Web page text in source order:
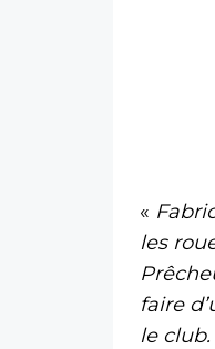
«
les
faire
le